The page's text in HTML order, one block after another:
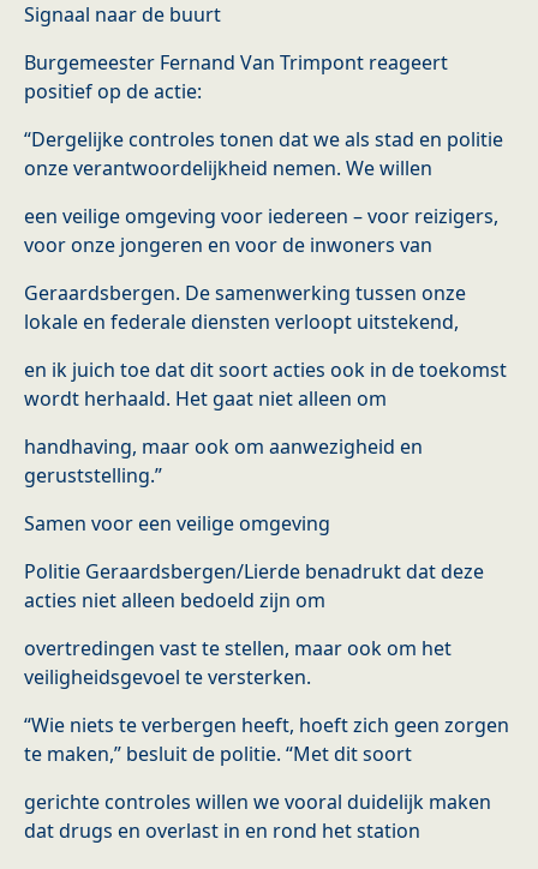
Signaal naar de buurt
Burgemeester Fernand Van Trimpont reageert
positief op de actie:
“Dergelijke controles tonen dat we als stad en politie
onze verantwoordelijkheid nemen. We willen
een veilige omgeving voor iedereen – voor reizigers,
voor onze jongeren en voor de inwoners van
Geraardsbergen. De samenwerking tussen onze
lokale en federale diensten verloopt uitstekend,
en ik juich toe dat dit soort acties ook in de toekomst
wordt herhaald. Het gaat niet alleen om
handhaving, maar ook om aanwezigheid en
geruststelling.”
Samen voor een veilige omgeving
Politie Geraardsbergen/Lierde benadrukt dat deze
acties niet alleen bedoeld zijn om
overtredingen vast te stellen, maar ook om het
veiligheidsgevoel te versterken.
“Wie niets te verbergen heeft, hoeft zich geen zorgen
te maken,” besluit de politie. “Met dit soort
gerichte controles willen we vooral duidelijk maken
dat drugs en overlast in en rond het station